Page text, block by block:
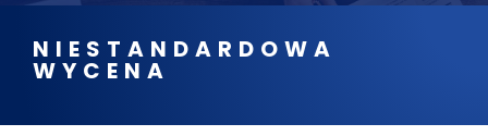
NIESTANDARDOWA
WYCENA